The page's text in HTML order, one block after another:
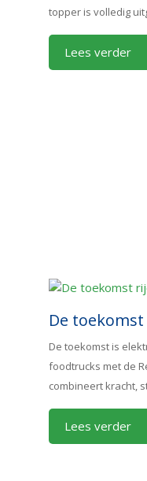
topper is volledig
Lees verder
De
De toekomst is
foodtrucks met de
combineert kracht,
Lees verder